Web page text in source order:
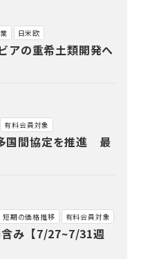
日米欧
アの重希土類開発へ
有料会員対象
国間協定を推進 最
短期の価格推移 有料会員対象
み【7/27~7/31週